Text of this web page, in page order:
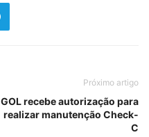
Próximo artigo
GOL recebe autorização para
realizar manutenção Check-
C